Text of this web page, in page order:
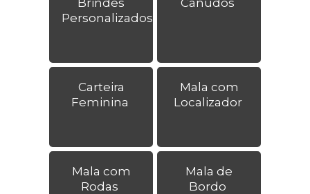
Personalizados
Carteira
Feminina
Mala com
Localizador
Mala com
Rodas
Mala de
Bordo